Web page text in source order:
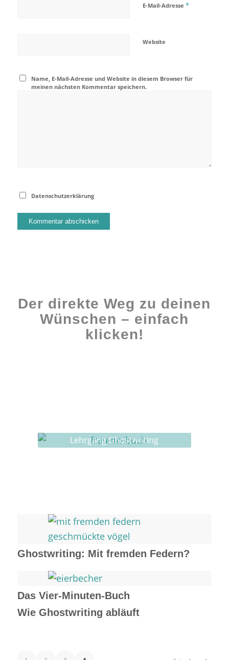
E-Mail-Adresse *
Website
Name, E-Mail-Adresse und Website in diesem Browser für
meinen nächsten Kommentar speichern.
Datenschutzerklärung
Der direkte Weg zu deinen
Wünschen – einfach
klicken!
Lehrgang Ghostwriting
Ghostwriting: Mit fremden Federn?
Das Vier-Minuten-Buch
Wie Ghostwriting abläuft